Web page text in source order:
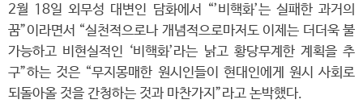
2월 18일 외무성 대변인 담화에서 “’비핵화’는 실패한 과거의
꿈”이라면서 “실천적으로나 개념적으로마저도 이제는 더더욱 불
가능하고 비현실적인 ‘비핵화’라는 낡고 황당무계한 계획을 추
구”하는 것은 “무지몽매한 원시인들이 현대인에게 원시 사회로
되돌아올 것을 간청하는 것과 마찬가지”라고 논박했다.